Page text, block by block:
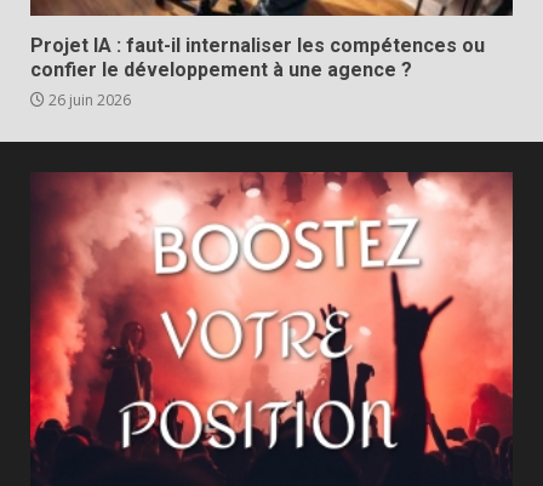
Projet IA : faut-il internaliser les compétences ou
confier le développement à une agence ?
26 juin 2026